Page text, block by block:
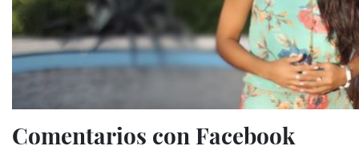
Comentarios con Facebook